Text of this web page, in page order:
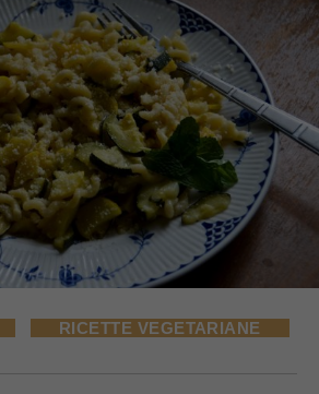
RICETTE VEGETARIANE